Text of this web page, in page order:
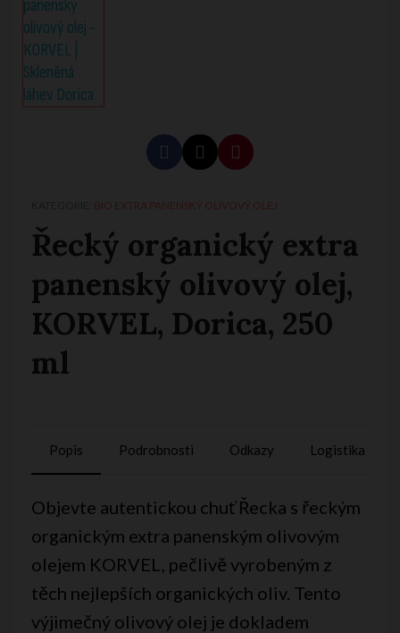
BIO EXTRA PANENSKÝ OLIVOVÝ OLEJ
Řecký organický extra
panenský olivový olej,
KORVEL, Dorica, 250
ml
Popis Podrobnosti Odkazy Logistika
Objevte autentickou chuť Řecka s řeckým
organickým extra panenským olivovým
olejem KORVEL, pečlivě vyrobeným z
těch nejlepších organických oliv. Tento
výjimečný olivový olej je dokladem